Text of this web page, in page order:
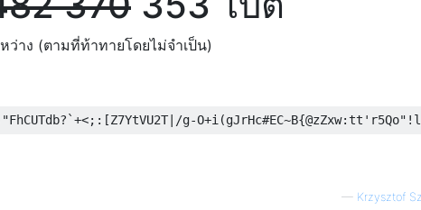
ว่าง (ตามที่ท้าทายโดยไม่จำเป็น)
— Krzysztof